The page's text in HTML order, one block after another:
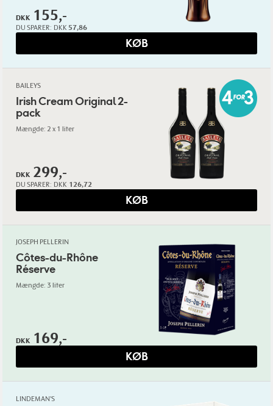
DKK 155,-
DU SPARER: DKK 57,86
KØB
BAILEYS
Irish Cream Original 2-
pack
Mængde: 2 x 1 liter
DKK 299,-
DU SPARER: DKK 126,72
KØB
JOSEPH PELLERIN
Côtes-du-Rhône
Réserve
Mængde: 3 liter
DKK 169,-
KØB
LINDEMAN'S